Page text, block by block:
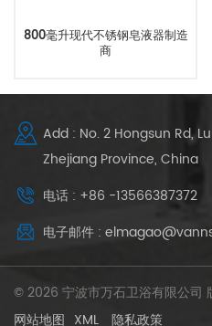
800毫升现代不锈钢皂液器制造
商
Add : No. 2 Hongsun Rd,
Zhejiang Province, China
电话 : +86 -13566387372
电子邮件 :
© 2026 宁波市万石卫浴有限公司
网站地图 XML 隐私政策